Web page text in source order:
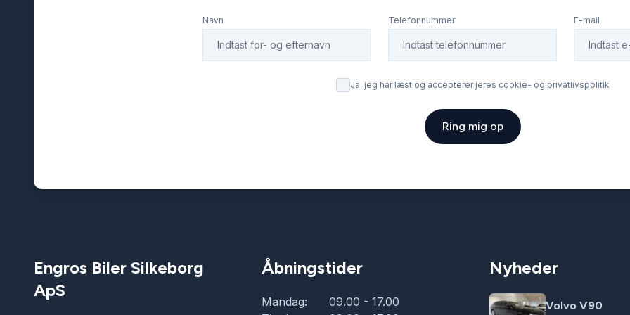
Navn Telefonnummer E-mail
Ja, jeg har læst og accepterer jeres cookie- og privatlivspolitik
Ring mig op
Engros Biler Silkeborg
ApS
Åbningstider
Mandag:
09.00 - 17.00
Nyheder
Volvo V90